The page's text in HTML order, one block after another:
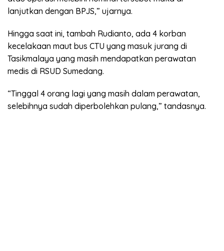
lanjutkan dengan BPJS,” ujarnya.
Hingga saat ini, tambah Rudianto, ada 4 korban
kecelakaan maut bus CTU yang masuk jurang di
Tasikmalaya yang masih mendapatkan perawatan
medis di RSUD Sumedang.
“Tinggal 4 orang lagi yang masih dalam perawatan,
selebihnya sudah diperbolehkan pulang,” tandasnya.